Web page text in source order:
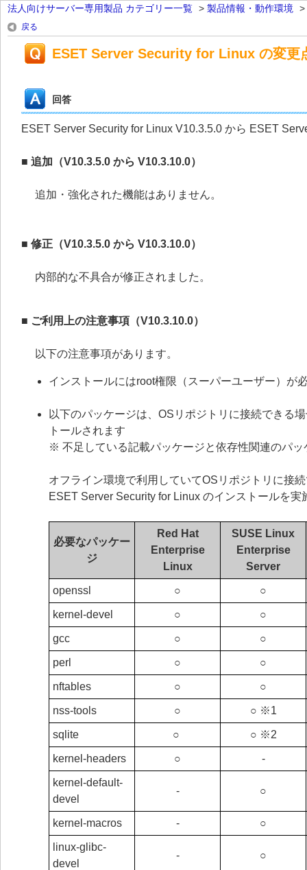
法人向けサーバー専用製品 カテゴリー一覧 > 製品情報・動作環境 >
戻る
ESET Server Security for Linux の変更
回答
ESET Server Security for Linux V10.3.5.0 から ESET
■ 追加（V10.3.5.0 から V10.3.10.0）
追加・強化された機能はありません。
■ 修正（V10.3.5.0 から V10.3.10.0）
内部的な不具合が修正されました。
■ ご利用上の注意事項（V10.3.10.0）
以下の注意事項があります。
インストールにはroot権限（スーパーユーザー）が
以下のパッケージは、OSリポジトリに接続できる
トールされます
※ 不足している記載パッケージと依存性関連のパ
オフライン環境で利用していてOSリポジトリに接
ESET Server Security for Linux のインストールを実
必要なパッケー
ジ
Red Hat
Enterprise
Linux
SUSE Linux
Enterprise
Server
openssl ○ ○
kernel-devel ○ ○
gcc ○ ○
perl ○ ○
nftables ○ ○
nss-tools ○ ○ ※1
sqlite ○ ○ ※2
kernel-headers ○ ‐
kernel-default-
devel
‐ ○
kernel-macros ‐ ○
linux-glibc-
devel
‐ ○